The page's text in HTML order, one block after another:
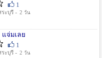
1
ระบุรี - 2 วัน
จ่มเลย
1
ระบุรี - 2 วัน